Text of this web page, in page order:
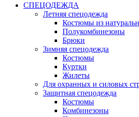
СПЕЦОДЕЖДА
Летняя спецодежда
Костюмы из
Полукомбинезоны
Брюки
Зимняя спецодежда
Костюмы
Куртки
Жилеты
Для охранных и силовых
Защитная спецодежда
Костюмы
Комбинезоны